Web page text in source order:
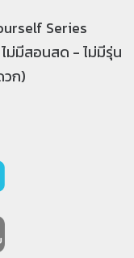
Series
ม่มีสอนสด - ไม่มีรุ่น
วก)